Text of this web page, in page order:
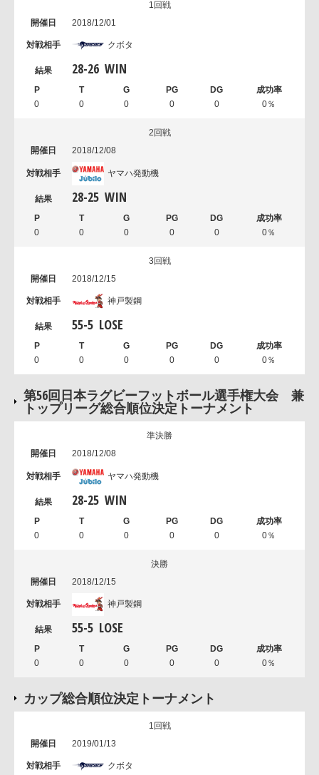
1回戦
2018/12/01
クボタ
28-26 WIN
0 0 0 0 0 0％
2回戦
2018/12/08
ヤマハ発動機
28-25 WIN
0 0 0 0 0 0％
3回戦
2018/12/15
神戸製鋼
55-5 LOSE
0 0 0 0 0 0％
第56回日本ラグビーフットボール選手権大会 兼
トップリーグ総合順位決定トーナメント
準決勝
2018/12/08
ヤマハ発動機
28-25 WIN
0 0 0 0 0 0％
決勝
2018/12/15
神戸製鋼
55-5 LOSE
0 0 0 0 0 0％
カップ総合順位決定トーナメント
1回戦
2019/01/13
クボタ